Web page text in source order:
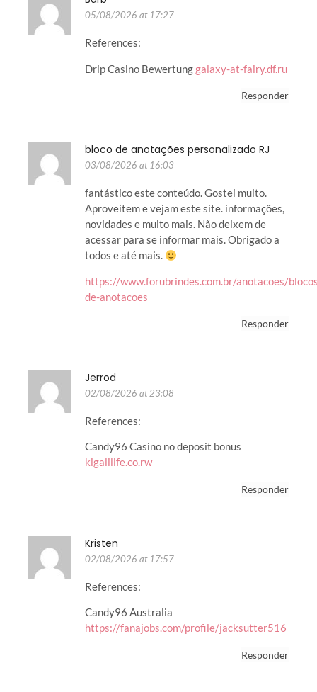
05/08/2026 at 17:27
References:
Drip Casino Bewertunggalaxy-at-fairy.df.ru
Responder
bloco de anotações personalizado RJ
03/08/2026 at 16:03
fantástico este conteúdo. Gostei muito.
Aproveitem e vejam este site. informações,
novidades e muito mais. Não deixem de
acessar para se informar mais. Obrigado a
todos e até mais.
https://www.forubrindes.com.br/anotacoes/
de-anotacoes
Responder
Jerrod
02/08/2026 at 23:08
References:
Candy96 Casino no deposit bonus
kigalilife.co.rw
Responder
Kristen
02/08/2026 at 17:57
References:
Candy96 Australia
https://fanajobs.com/profile/jacksutter516
Responder